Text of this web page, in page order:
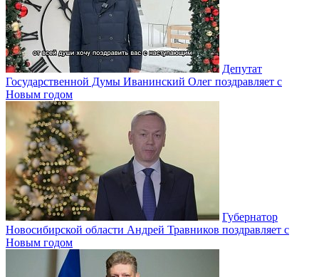
Депутат
Государственной Думы Иванинский Олег поздравляет с
Новым годом
Губернатор
Новосибирской области Андрей Травников поздравляет с
Новым годом